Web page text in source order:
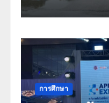
การศึกษา